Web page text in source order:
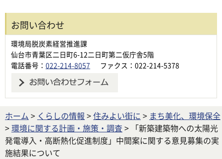
お問い合わせ
環境局脱炭素経営推進課
仙台市青葉区二日町6-12二日町第二仮庁舎5階
電話番号： 022-214-8057 ファクス：022-214-5378
ホーム > くらしの情報 >住みよい街に > まち美化、環境保全
>環境に関する計画・施策・調査> 「新築建築物への太陽光
発電導入・高断熱化促進制度」中間案に関する意見募集の実
施結果について